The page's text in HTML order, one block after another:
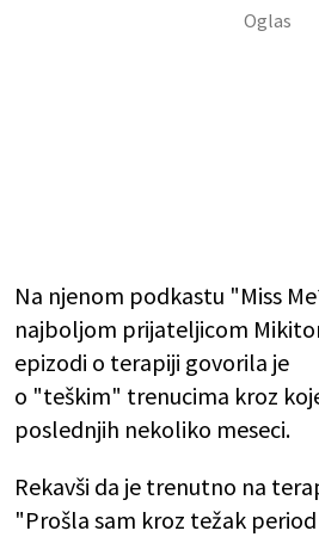
Na njenom podkastu "Miss
najboljom prijateljicom
epizodi o terapiji govorila je
o "teškim" trenucima kroz
poslednjih nekoliko meseci.
Rekavši da je trenutno na
"Prošla sam kroz težak